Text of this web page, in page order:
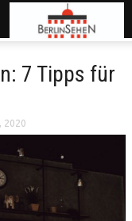
7 Tipps für
2020